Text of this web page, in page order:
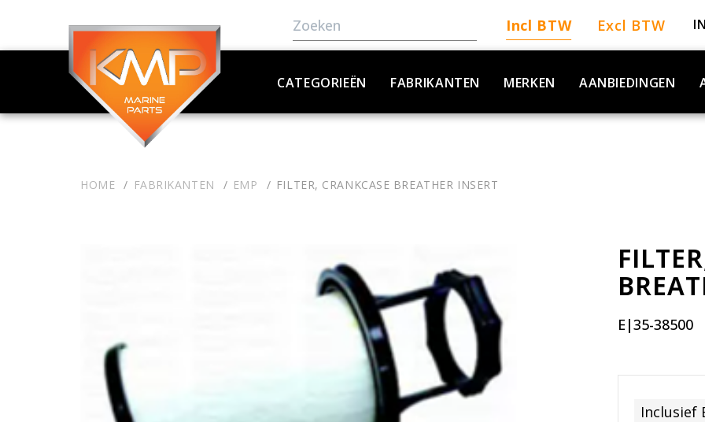
Incl BTW Excl BTW
CATEGORIEËN FABRIKANTEN MERKEN AANBIEDINGEN
HOME FABRIKANTEN EMP FILTER, CRANKCASE BREATHER INSERT
E|35-38500
Inclusief